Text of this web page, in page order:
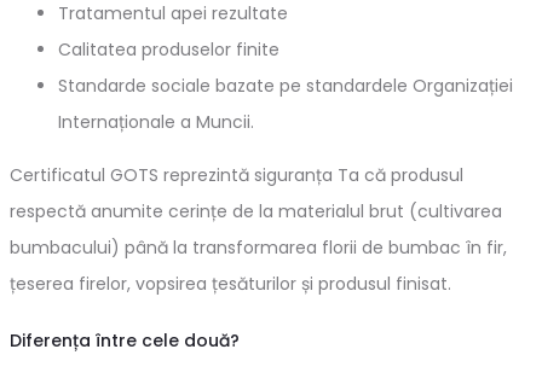
Tratamentul apei rezultate
Calitatea produselor finite
Standarde sociale bazate pe standardele Organizației
Internaționale a Muncii.
Certificatul GOTS reprezintă siguranța Ta că produsul
respectă anumite cerințe de la materialul brut (cultivarea
bumbacului) până la transformarea florii de bumbac în fir,
țeserea firelor, vopsirea țesăturilor și produsul finisat.
Diferența între cele două?